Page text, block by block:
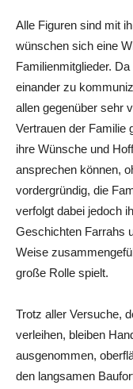
Alle Figuren sind mit
wünschen sich eine
Familienmitglieder.
einander zu
allen gegenüber sehr
Vertrauen der Familie
ihre Wünsche und
ansprechen können,
vordergründig, die
verfolgt dabei jedoch
Geschichten Farrahs
Weise
große Rolle spielt.
Trotz aller Versuche,
verleihen, bleiben
ausgenommen,
den langsamen